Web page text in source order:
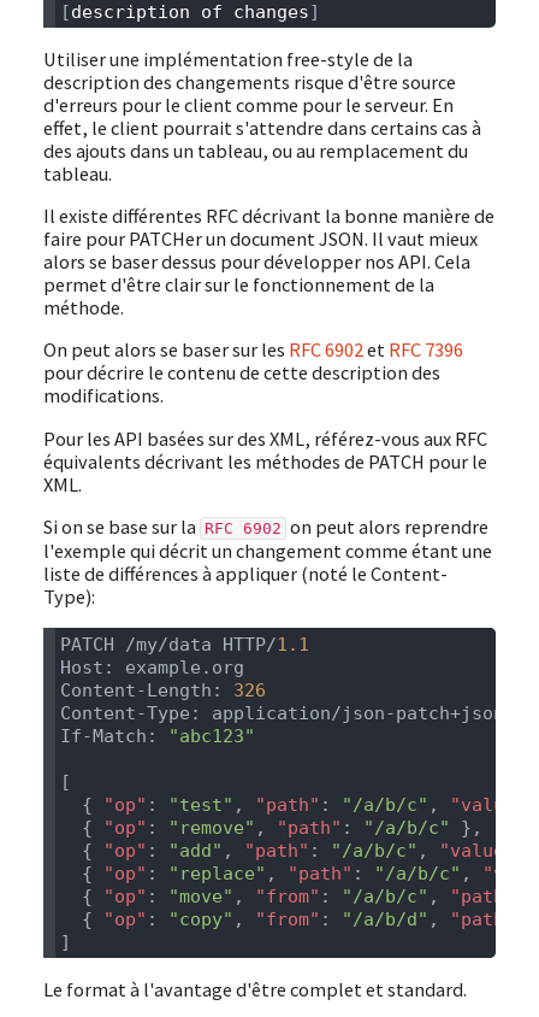
[description of changes
Utiliser une implémentation free-style de la
description des changements risque d'être source
d'erreurs pour le client comme pour le serveur. En
effet, le client pourrait s'attendre dans certains cas à
des ajouts dans un tableau, ou au remplacement du
tableau.
Il existe différentes RFC décrivant la bonne manière de
faire pour PATCHer un document JSON. Il vaut mieux
alors se baser dessus pour développer nos API. Cela
permet d'être clair sur le fonctionnement de la
méthode.
On peut alors se baser sur les RFC 6902et RFC 7396
pour décrire le contenu de cette description des
modifications.
Pour les API basées sur des XML, référez-vous aux RFC
équivalents décrivant les méthodes de PATCH pour le
XML.
Si on se base sur la RFC 6902 on peut alors reprendre
l'exemple qui décrit un changement comme étant une
liste de différences à appliquer (noté le Content-
Type):
PATCH /my/data HTTP/
Content-Length:
If-Match:
  {
"op" : "test" , "path" : "/a/b/c" , "value"
  {
"op" : "remove" , "path" : "/a/b/c"
  {
"op" : "add" , "path" : "/a/b/c" , "value"
  {
"op" : "replace" , "path" : "/a/b/c" ,
  {
"op" : "move" , "from" : "/a/b/c" , "path"
  {
"op" : "copy" , "from" : "/a/b/d" , "path"
Le format à l'avantage d'être complet et standard.